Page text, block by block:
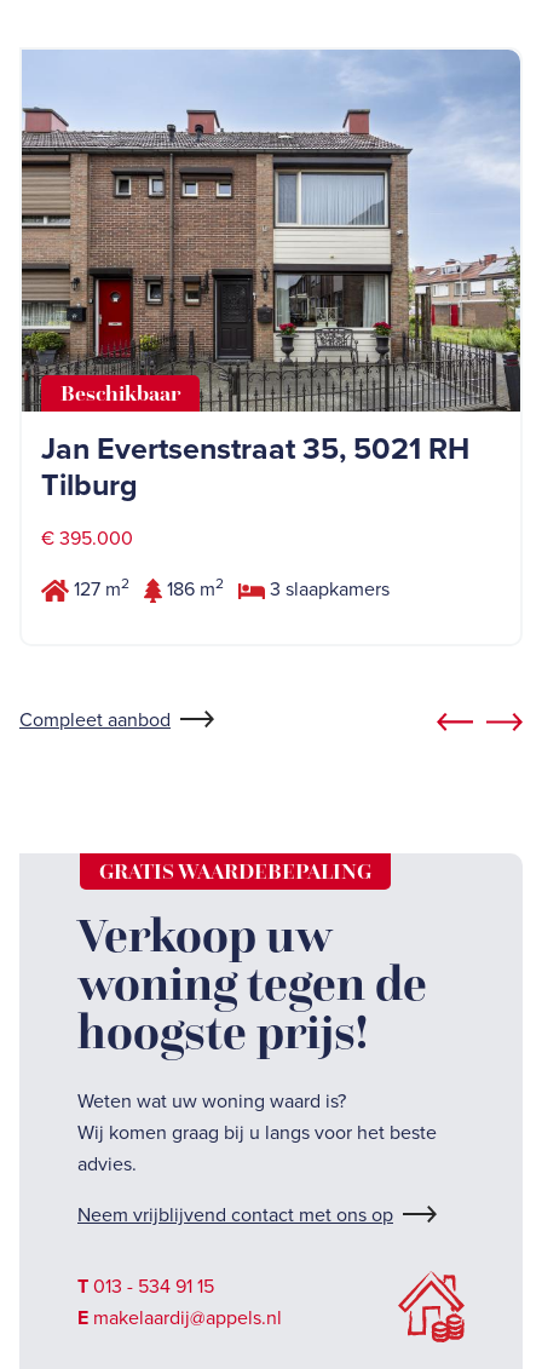
Beschikbaar
Jan Evertsenstraat 35, 5021 RH
Tilburg
€ 395.000
127 m2 186 m2 3 slaapkamers
Compleet aanbod
GRATIS WAARDEBEPALING
Verkoop uw
woning tegen de
hoogste prijs!
Weten wat uw woning waard is?
Wij komen graag bij u langs voor het beste
advies.
Neem vrijblijvend contact met ons op
T 013 - 534 91 15
E makelaardij@appels.nl